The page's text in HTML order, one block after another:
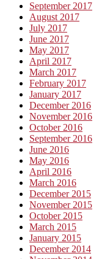
September 2017
August 2017
July 2017
June 2017
May 2017
April 2017
March 2017
February 2017
January 2017
December 2016
November 2016
October 2016
September 2016
June 2016
May 2016
April 2016
March 2016
December 2015
November 2015
October 2015
March 2015
January 2015
December 2014